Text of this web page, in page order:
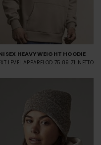
HEAVYWEIGHT HOODIE
LEVEL APPARELOD 75.89 ZŁ NETTO